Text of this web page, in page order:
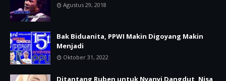
Agustus 29, 2018
Bak Biduanita, PPWI Makin Digoyang Makin
Menjadi
Oktober 31, 2022
Ditantang Ruben untuk Nyanyi Dangdut, Nisa